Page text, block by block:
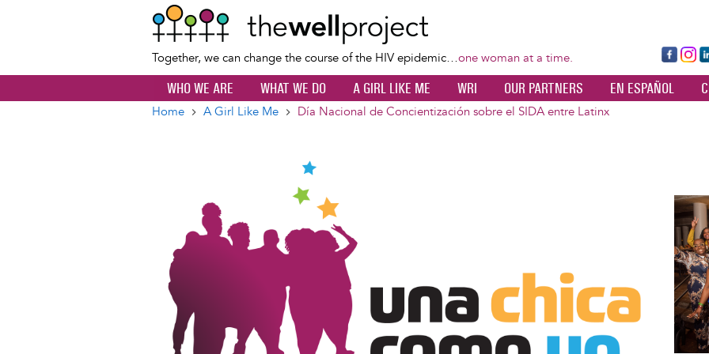
content
Together, we can change the course of the HIV epidemic…one woman at a time.
Fa
ce
bo
Ins
ta
dI
WHO WE ARE WHAT WE DO A GIRL LIKE ME WRI OUR PARTNERS EN ESPAÑOL
Home A Girl Like Me Día Nacional de Concientización sobre el SIDA entre Latinx
Image